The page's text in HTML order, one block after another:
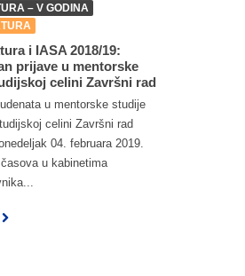
– V GODINA
i IASA 2018/19:
prijave u mentorske
celini Završni rad
u mentorske studije
celini Završni rad
04. februara 2019.
u kabinetima